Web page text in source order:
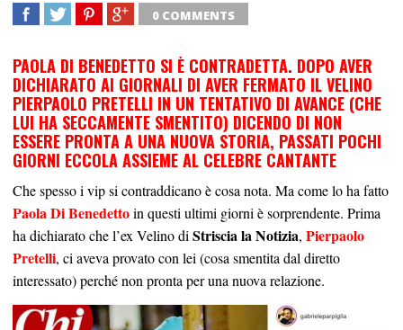
0 COMMENTS
PAOLA DI BENEDETTO SI È CONTRADETTA. DOPO AVER
DICHIARATO AI GIORNALI DI AVER FERMATO IL VELINO
PIERPAOLO PRETELLI IN UN TENTATIVO DI AVANCE (CHE
LUI HA SECCAMENTE SMENTITO) DICENDO DI NON
ESSERE PRONTA A UNA NUOVA STORIA, PASSATI POCHI
GIORNI ECCOLA ASSIEME AL CELEBRE CANTANTE
Che spesso i vip si contraddicano è cosa nota. Ma come lo ha fatto
Paola Di Benedettoin questi ultimi giorni è sorprendente. Prima
ha dichiarato che l’ex Velino diStriscia la Notizia, Pierpaolo
Pretelli, ci aveva provato con lei (cosa smentita dal diretto
interessato) perché non pronta per una nuova relazione.